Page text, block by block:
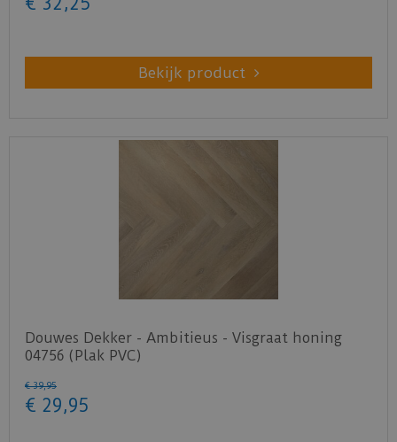
Bekijk product
Douwes Dekker - Ambitieus - Visgraat honing
04756 (Plak PVC)
€ 39,95
€ 29,95